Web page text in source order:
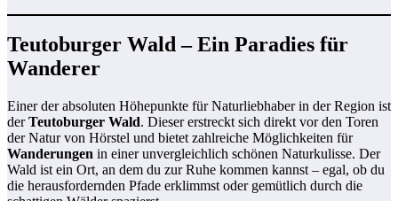
Teutoburger Wald – Ein Paradies für
Wanderer
Einer der absoluten Höhepunkte für Naturliebhaber in der Region ist
derTeutoburger Wald. Dieser erstreckt sich direkt vor den Toren
der Natur von Hörstel und bietet zahlreiche Möglichkeiten für
Wanderungen in einer unvergleichlich schönen Naturkulisse. Der
Wald ist ein Ort, an dem du zur Ruhe kommen kannst – egal, ob du
die herausfordernden Pfade erklimmst oder gemütlich durch die